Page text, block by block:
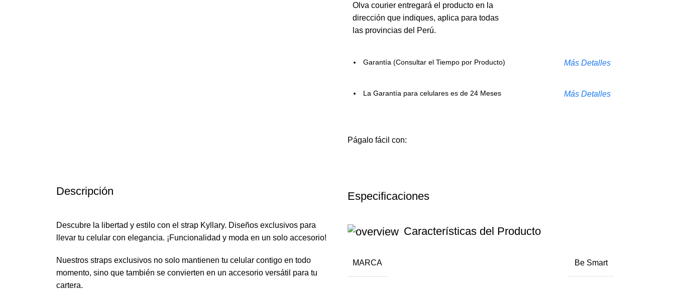
Olva courier entregará el producto en la
dirección que indiques, aplica para todas
las provincias del Perú.
Garantía (Consultar el Tiempo por Producto) Más Detalles
La Garantía para celulares es de 24 Meses Más Detalles
Págalo fácil con:
Descripción
Descubre la libertad y estilo con el strap Kyllary. Diseños exclusivos para
llevar tu celular con elegancia. ¡Funcionalidad y moda en un solo accesorio!
Nuestros straps exclusivos no solo mantienen tu celular contigo en todo
momento, sino que también se convierten en un accesorio versátil para tu
cartera.
Especificaciones
Características del Producto
MARCA Be Smart